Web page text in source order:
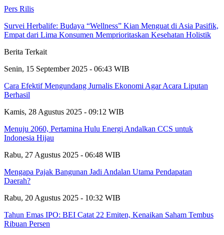
Pers Rilis
Survei Herbalife: Budaya “Wellness” Kian Menguat di Asia Pasifik,
Empat dari Lima Konsumen Memprioritaskan Kesehatan Holistik
Berita Terkait
Senin, 15 September 2025 - 06:43 WIB
Cara Efektif Mengundang Jurnalis Ekonomi Agar Acara Liputan
Berhasil
Kamis, 28 Agustus 2025 - 09:12 WIB
Menuju 2060, Pertamina Hulu Energi Andalkan CCS untuk
Indonesia Hijau
Rabu, 27 Agustus 2025 - 06:48 WIB
Mengapa Pajak Bangunan Jadi Andalan Utama Pendapatan
Daerah?
Rabu, 20 Agustus 2025 - 10:32 WIB
Tahun Emas IPO: BEI Catat 22 Emiten, Kenaikan Saham Tembus
Ribuan Persen